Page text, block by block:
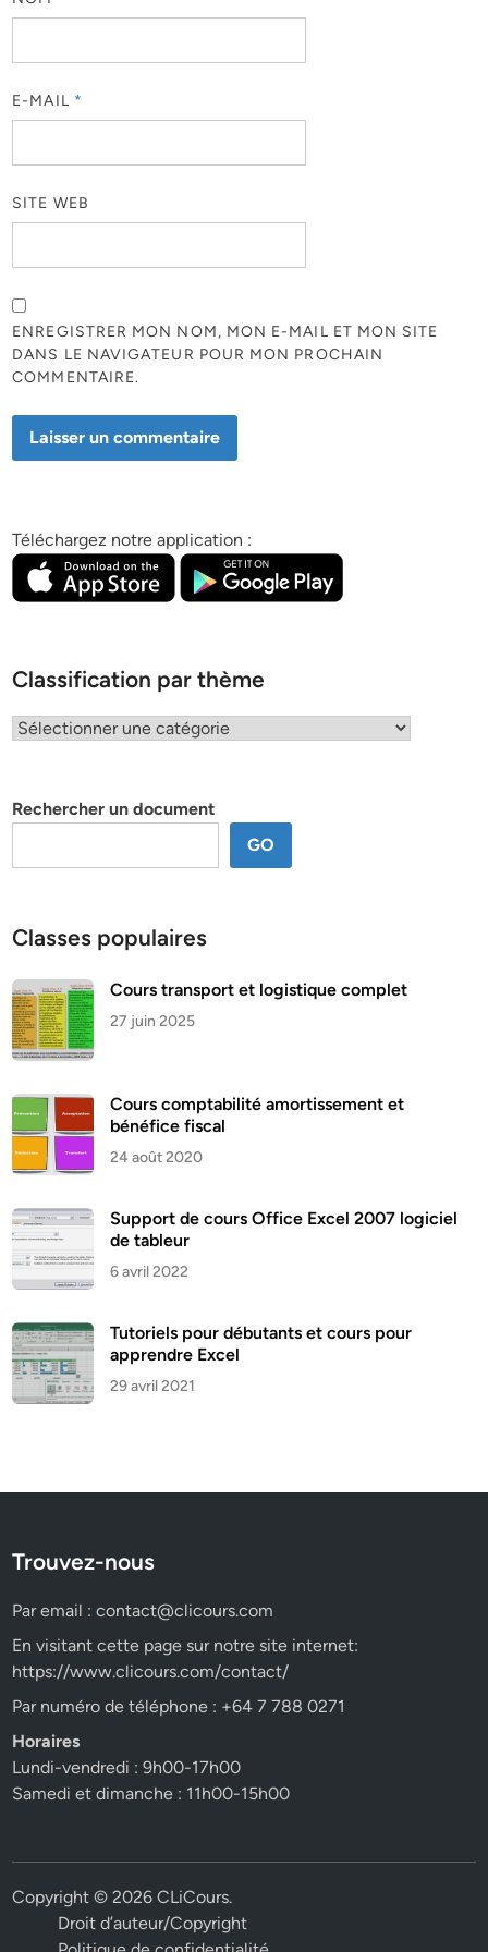
E-MAIL *
SITE WEB
ENREGISTRER MON NOM, MON E-MAIL ET MON SITE
DANS LE NAVIGATEUR POUR MON PROCHAIN
COMMENTAIRE.
Téléchargez notre application :
Classification par thème
Classification
Rechercher un document
GO
Classes populaires
Cours transport et logistique complet
27 juin 2025
Cours comptabilité amortissement et
bénéfice fiscal
24 août 2020
Support de cours Office Excel 2007 logiciel
de tableur
6 avril 2022
Tutoriels pour débutants et cours pour
apprendre Excel
29 avril 2021
Trouvez-nous
Par email :contact@clicours.com
En visitant cette page sur notre site internet:
https://www.clicours.com/contact/
Par numéro de téléphone : +64 7 788 0271
Horaires
Lundi-vendredi : 9h00-17h00
Samedi et dimanche : 11h00-15h00
Copyright © 2026CLiCours.
Droit d’auteur/Copyright